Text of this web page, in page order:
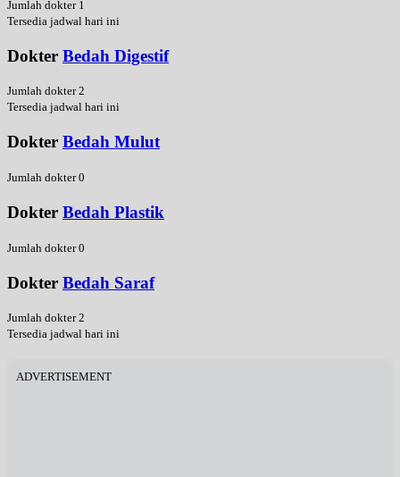
Jumlah dokter 1
Tersedia jadwal hari ini
Dokter Bedah Digestif
Jumlah dokter 2
Tersedia jadwal hari ini
Dokter Bedah Mulut
Jumlah dokter 0
Dokter Bedah Plastik
Jumlah dokter 0
Dokter Bedah Saraf
Jumlah dokter 2
Tersedia jadwal hari ini
ADVERTISEMENT